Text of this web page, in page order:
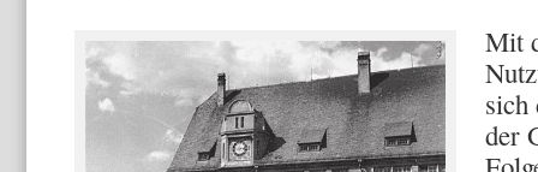
Mit
sich
der